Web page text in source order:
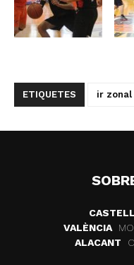
ETIQUETES ir zonal
VALÈNCIA
ALACANT